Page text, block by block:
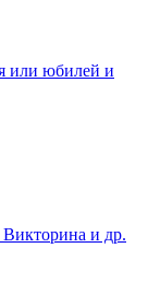
или юбилей и
и др.